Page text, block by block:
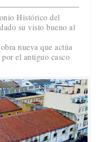
Histórico del
su visto bueno al
nueva que actúa
el antiguo casco